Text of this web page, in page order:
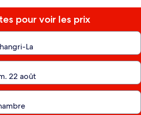
pour voir les prix